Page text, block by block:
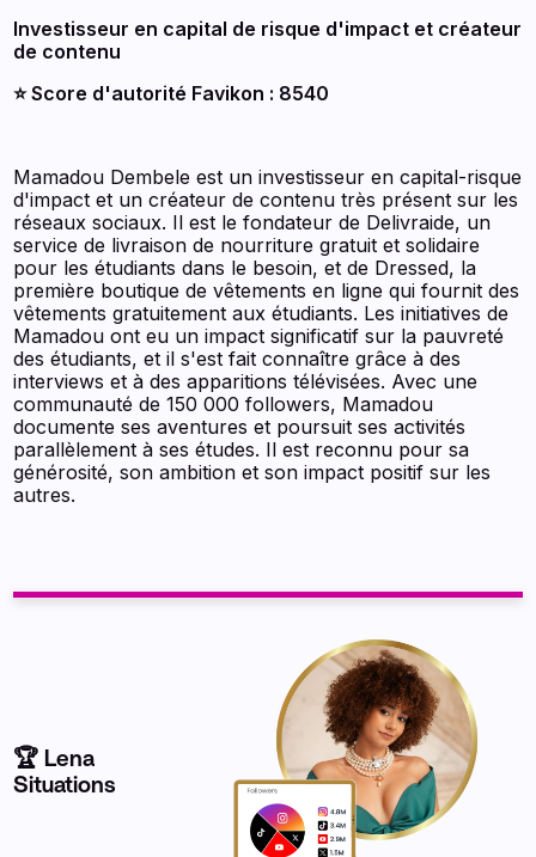
Investisseur en capital de risque d'impact et créateur
de contenu
⭐️ Score d'autorité Favikon : 8540
Mamadou Dembele est un investisseur en capital-risque
d'impact et un créateur de contenu très présent sur les
réseaux sociaux. Il est le fondateur de Delivraide, un
service de livraison de nourriture gratuit et solidaire
pour les étudiants dans le besoin, et de Dressed, la
première boutique de vêtements en ligne qui fournit des
vêtements gratuitement aux étudiants. Les initiatives de
Mamadou ont eu un impact significatif sur la pauvreté
des étudiants, et il s'est fait connaître grâce à des
interviews et à des apparitions télévisées. Avec une
communauté de 150 000 followers, Mamadou
documente ses aventures et poursuit ses activités
parallèlement à ses études. Il est reconnu pour sa
générosité, son ambition et son impact positif sur les
autres.
🏆 Lena
Situations